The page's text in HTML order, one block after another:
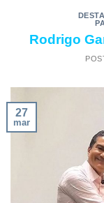
Rodrigo
27
mar